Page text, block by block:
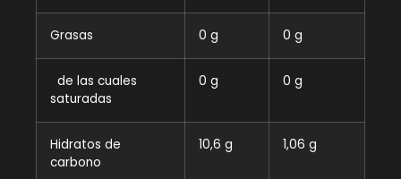
Grasas 0 g 0 g
de las cuales
saturadas
0 g 0 g
Hidratos de
carbono
10,6 g 1,06 g